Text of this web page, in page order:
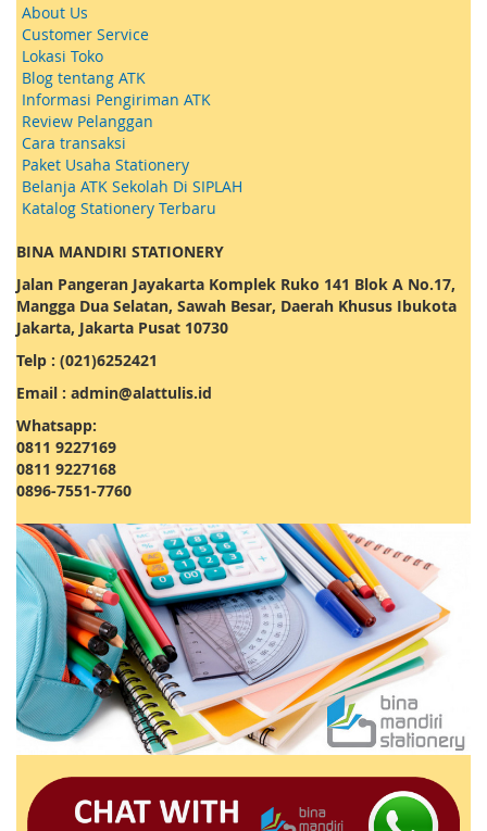
About Us
Customer Service
Lokasi Toko
Blog tentang ATK
Informasi Pengiriman ATK
Review Pelanggan
Cara transaksi
Paket Usaha Stationery
Belanja ATK Sekolah Di SIPLAH
Katalog Stationery Terbaru
BINA MANDIRI STATIONERY
Jalan Pangeran Jayakarta Komplek Ruko 141 Blok A No.17,
Mangga Dua Selatan, Sawah Besar, Daerah Khusus Ibukota
Jakarta, Jakarta Pusat 10730
Telp : (021)6252421
Email : admin@alattulis.id
Whatsapp:
0811 9227169
0811 9227168
0896-7551-7760